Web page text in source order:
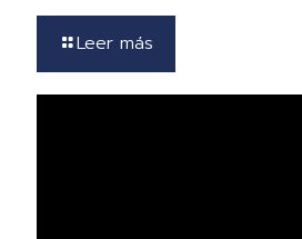
Leer más